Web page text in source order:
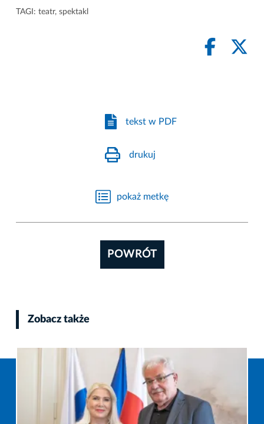
TAGI: teatr, spektakl
tekst w PDF
drukuj
pokaż metkę
POWRÓT
Zobacz także